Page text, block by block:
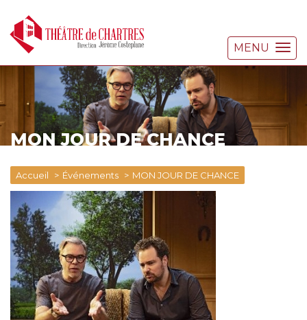
MENU
MON JOUR DE CHANCE
Accueil Événements MON JOUR DE CHANCE